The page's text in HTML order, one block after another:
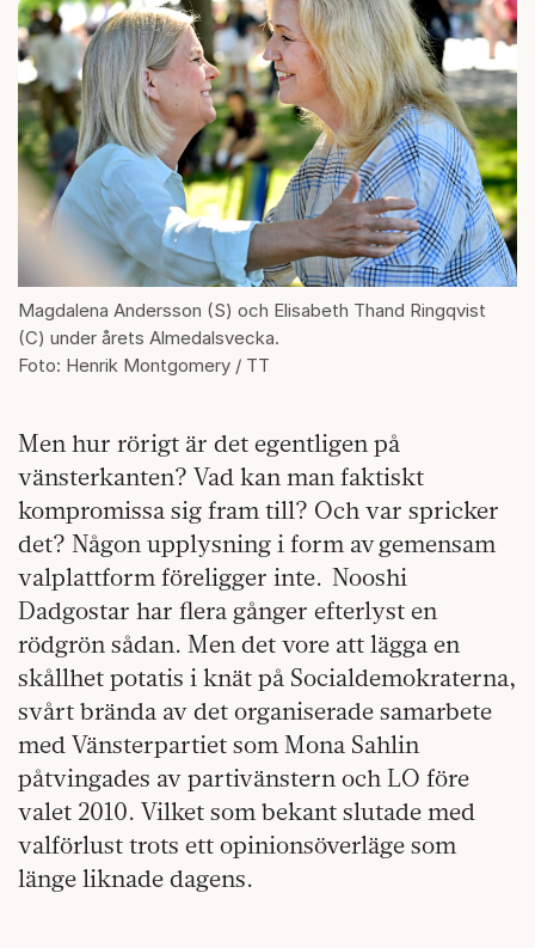
Magdalena Andersson (S) och Elisabeth Thand Ringqvist
(C) under årets Almedalsvecka.
Foto: Henrik Montgomery / TT
Men hur rörigt är det egentligen på
vänsterkanten? Vad kan man faktiskt
kompromissa sig fram till? Och var spricker
det? Någon upplysning i form av gemensam
valplattform föreligger inte. Nooshi
Dadgostar har flera gånger efterlyst en
rödgrön sådan. Men det vore att lägga en
skållhet potatis i knät på Socialdemokraterna,
svårt brända av det organiserade samarbete
med Vänsterpartiet som Mona Sahlin
påtvingades av partivänstern och LO före
valet 2010. Vilket som bekant slutade med
valförlust trots ett opinionsöverläge som
länge liknade dagens.